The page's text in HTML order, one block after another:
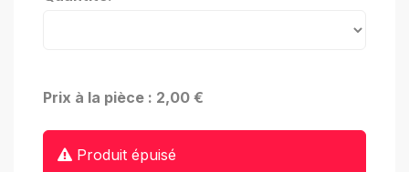
Prix à la pièce : 2,00 €
Produit épuisé